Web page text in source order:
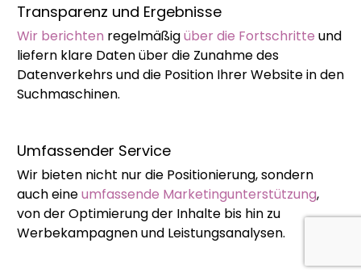
Transparenz und Ergebnisse
Wir berichten regelmäßigüber die Fortschritte und
liefern klare Daten über die Zunahme des
Datenverkehrs und die Position Ihrer Website in den
Suchmaschinen.
Umfassender Service
Wir bieten nicht nur die Positionierung, sondern
auch eineumfassende Marketingunterstützung,
von der Optimierung der Inhalte bis hin zu
Werbekampagnen und Leistungsanalysen.